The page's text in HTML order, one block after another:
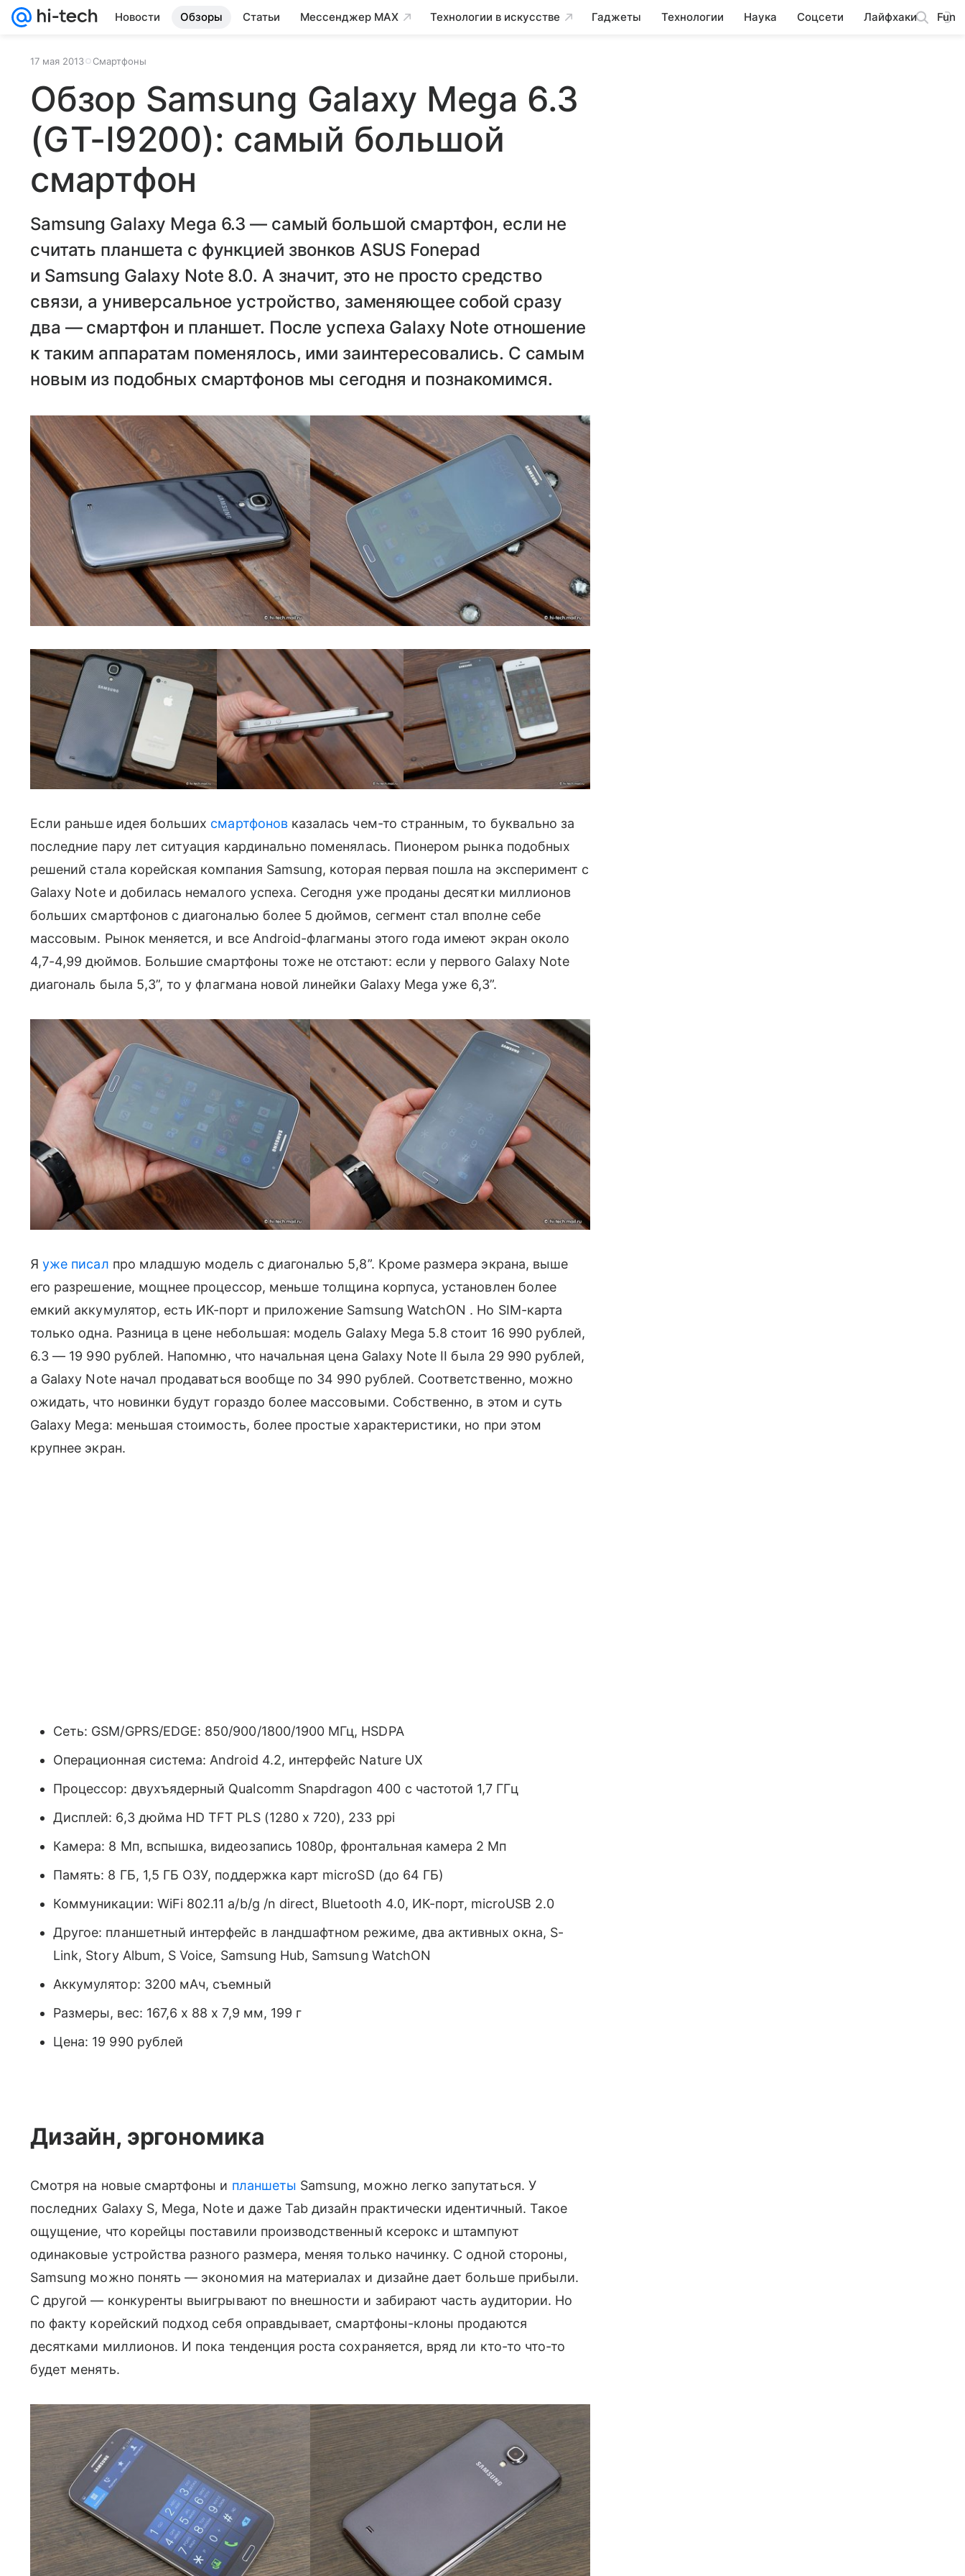
Новости Обзоры Статьи Мессенджер MAX Технологии в искусстве Гаджеты Технологии Наука Соцсети Лайфхаки Fun
17 мая 2013 Смартфоны
Обзор Samsung Galaxy Mega 6.3
(GT-I9200): самый большой
смартфон
Samsung Galaxy Mega 6.3 — самый большой смартфон, если не
считать планшета с функцией звонков ASUS Fonepad
и Samsung Galaxy Note 8.0. А значит, это не просто средство
связи, а универсальное устройство, заменяющее собой сразу
два — смартфон и планшет. После успеха Galaxy Note отношение
к таким аппаратам поменялось, ими заинтересовались. С самым
новым из подобных смартфонов мы сегодня и познакомимся.
Если раньше идея больших смартфоновказалась чем-то странным, то буквально за
последние пару лет ситуация кардинально поменялась. Пионером рынка подобных
решений стала корейская компания Samsung, которая первая пошла на эксперимент с
Galaxy Note и добилась немалого успеха. Сегодня уже проданы десятки миллионов
больших смартфонов с диагональю более 5 дюймов, сегмент стал вполне себе
массовым. Рынок меняется, и все Android-флагманы этого года имеют экран около
4,7-4,99 дюймов. Большие смартфоны тоже не отстают: если у первого Galaxy Note
диагональ была 5,3”, то у флагмана новой линейки Galaxy Mega уже 6,3”.
Яуже писал про младшую модель с диагональю 5,8”. Кроме размера экрана, выше
его разрешение, мощнее процессор, меньше толщина корпуса, установлен более
емкий аккумулятор, есть ИК-порт и приложение Samsung WatchON . Но SIM-карта
только одна. Разница в цене небольшая: модель Galaxy Mega 5.8 стоит 16 990 рублей,
6.3 — 19 990 рублей. Напомню, что начальная цена Galaxy Note II была 29 990 рублей,
а Galaxy Note начал продаваться вообще по 34 990 рублей. Соответственно, можно
ожидать, что новинки будут гораздо более массовыми. Собственно, в этом и суть
Galaxy Mega: меньшая стоимость, более простые характеристики, но при этом
крупнее экран.
Сеть: GSM/GPRS/EDGE: 850/900/1800/1900 МГц, HSDPA
Операционная система: Android 4.2, интерфейс Nature UX
Процессор: двухъядерный Qualcomm Snapdragon 400 с частотой 1,7 ГГц
Дисплей: 6,3 дюйма HD TFT PLS (1280 х 720), 233 ppi
Камера: 8 Мп, вспышка, видеозапись 1080p, фронтальная камера 2 Мп
Память: 8 ГБ, 1,5 ГБ ОЗУ, поддержка карт microSD (до 64 ГБ)
Коммуникации: WiFi 802.11 a/b/g /n direct, Bluetooth 4.0, ИК-порт, microUSB 2.0
Другое: планшетный интерфейс в ландшафтном режиме, два активных окна, S-
Link, Story Album, S Voice, Samsung Hub, Samsung WatchON
Аккумулятор: 3200 мАч, съемный
Размеры, вес: 167,6 x 88 x 7,9 мм, 199 г
Цена: 19 990 рублей
Дизайн, эргономика
Смотря на новые смартфоны и планшеты Samsung, можно легко запутаться. У
последних Galaxy S, Mega, Note и даже Tab дизайн практически идентичный. Такое
ощущение, что корейцы поставили производственный ксерокс и штампуют
одинаковые устройства разного размера, меняя только начинку. С одной стороны,
Samsung можно понять — экономия на материалах и дизайне дает больше прибыли.
С другой — конкуренты выигрывают по внешности и забирают часть аудитории. Но
по факту корейский подход себя оправдывает, смартфоны-клоны продаются
десятками миллионов. И пока тенденция роста сохраняется, вряд ли кто-то что-то
будет менять.